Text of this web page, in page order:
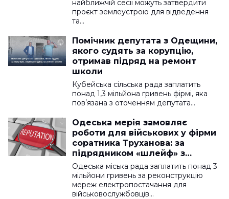
найближчій сесії можуть затвердити
проєкт землеустрою для відведення
та…
Помічник депутата з Одещини,
якого судять за корупцію,
отримав підряд на ремонт
школи
Кубейська сільська рада заплатить
понад 1,3 мільйона гривень фірмі, яка
повʼязана з оточенням депутата…
Одеська мерія замовляє
роботи для військових у фірми
соратника Труханова: за
підрядником «шлейф» з
кримінальних проваджень
Одеська міська рада заплатить понад 3
мільйони гривень за реконструкцію
мереж електропостачання для
військовослужбовців…